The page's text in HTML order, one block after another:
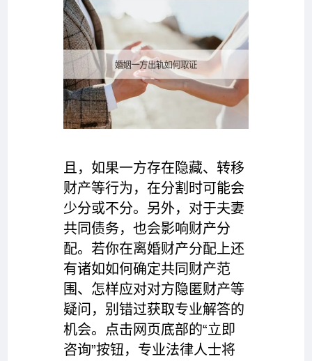
且，如果一方存在隐藏、转移
财产等行为，在分割时可能会
少分或不分。另外，对于夫妻
共同债务，也会影响财产分
配。若你在离婚财产分配上还
有诸如如何确定共同财产范
围、怎样应对对方隐匿财产等
疑问，别错过获取专业解答的
机会。点击网页底部的“立即
咨询”按钮，专业法律人士将